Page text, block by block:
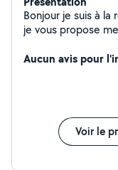
Bonjour je suis à
je vous propose
Aucun avis pour
Voir le